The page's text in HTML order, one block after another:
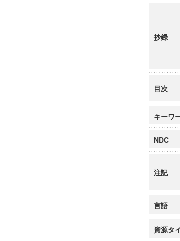
抄録
目次
キーワ
NDC
注記
言語
資源タ